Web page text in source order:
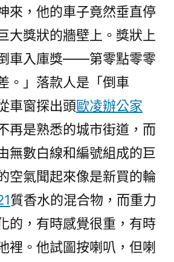
來，他的車子竟然垂直停
大獎狀的牆壁上。獎狀上
車入庫獎——第零點零零
。」落款人是「倒車
車窗探出頭歐凌辦公家
再是熟悉的城市街道，而
無數白線和編號組成的巨
空氣聞起來像是新買的輪
質香水的混合物，而重力
的，有時感覺很重，有時
裡。他試圖按喇叭，但喇